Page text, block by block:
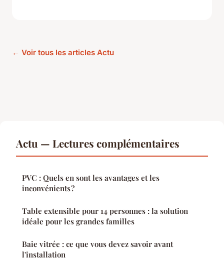
← Voir tous les articles Actu
Actu — Lectures complémentaires
PVC : Quels en sont les avantages et les
inconvénients ?
Table extensible pour 14 personnes : la solution
idéale pour les grandes familles
Baie vitrée : ce que vous devez savoir avant
l'installation